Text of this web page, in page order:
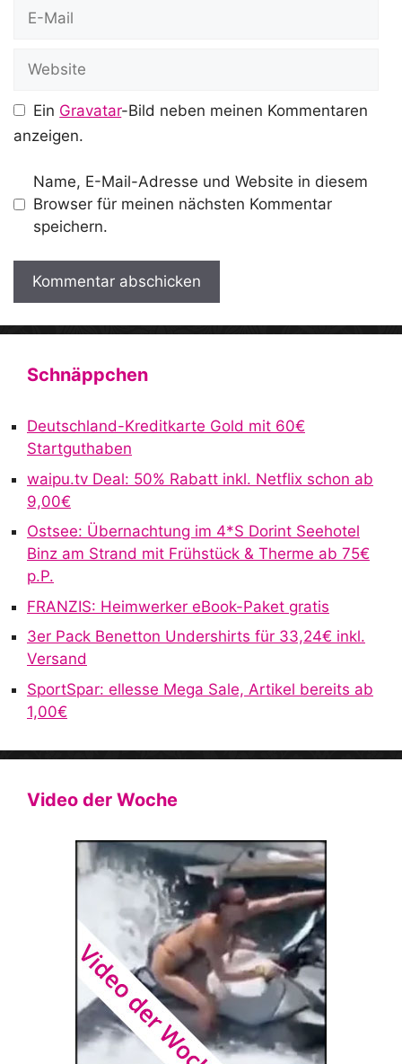
Website
Ein Gravatar-Bild neben meinen Kommentaren
anzeigen.
Name, E-Mail-Adresse und Website in diesem
Browser für meinen nächsten Kommentar
speichern.
A
n
t
Schnäppchen
Deutschland-Kreditkarte Gold mit 60€
Startguthaben
waipu.tv Deal: 50% Rabatt inkl. Netflix schon ab
9,00€
Ostsee: Übernachtung im 4*S Dorint Seehotel
Binz am Strand mit Frühstück & Therme ab 75€
p.P.
FRANZIS: Heimwerker eBook-Paket gratis
3er Pack Benetton Undershirts für 33,24€ inkl.
Versand
SportSpar: ellesse Mega Sale, Artikel bereits ab
1,00€
Video der Woche